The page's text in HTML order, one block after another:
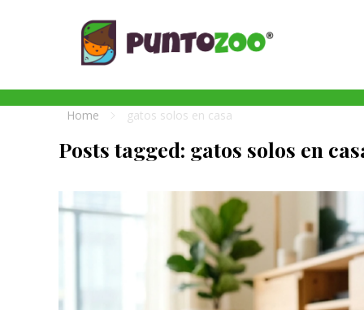
Home gatos solos en casa
Posts tagged: gatos solos en